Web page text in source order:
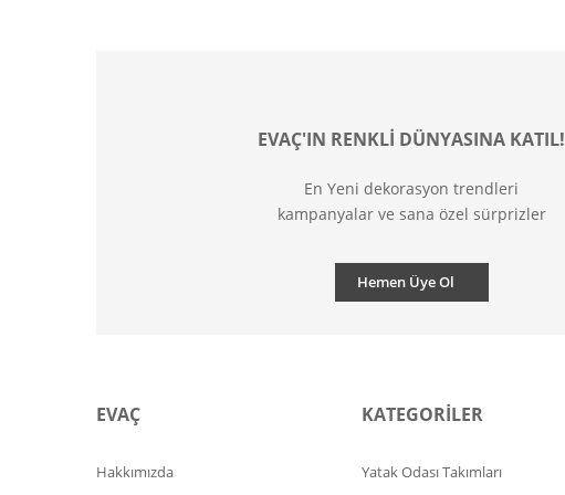
EVAÇ'IN RENKLİ DÜNYASINA KATIL!
En Yeni dekorasyon trendleri
kampanyalar ve sana özel sürprizler
Hemen Üye Ol
EVAÇ
Hakkımızda
KATEGORİLER
Yatak Odası Takımları